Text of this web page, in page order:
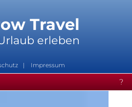
Travel
erleben
Impressum
?